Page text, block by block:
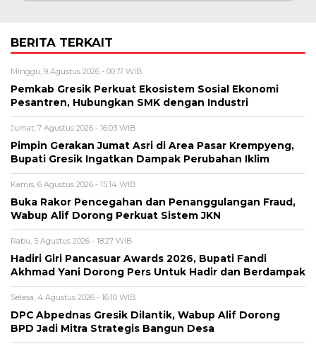
BERITA TERKAIT
Minggu, 9 Agustus 2026 - 00:17 WIB
Pemkab Gresik Perkuat Ekosistem Sosial Ekonomi
Pesantren, Hubungkan SMK dengan Industri
Jumat, 7 Agustus 2026 - 16:03 WIB
Pimpin Gerakan Jumat Asri di Area Pasar Krempyeng,
Bupati Gresik Ingatkan Dampak Perubahan Iklim
Kamis, 6 Agustus 2026 - 15:14 WIB
Buka Rakor Pencegahan dan Penanggulangan Fraud,
Wabup Alif Dorong Perkuat Sistem JKN
Rabu, 5 Agustus 2026 - 18:27 WIB
Hadiri Giri Pancasuar Awards 2026, Bupati Fandi
Akhmad Yani Dorong Pers Untuk Hadir dan Berdampak
Selasa, 4 Agustus 2026 - 16:10 WIB
DPC Abpednas Gresik Dilantik, Wabup Alif Dorong
BPD Jadi Mitra Strategis Bangun Desa